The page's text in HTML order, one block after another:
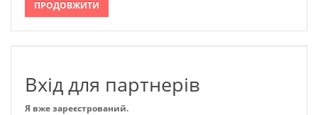
ПРОДОВЖИТИ
Вхід для партнерів
Я вже зареєстрований.